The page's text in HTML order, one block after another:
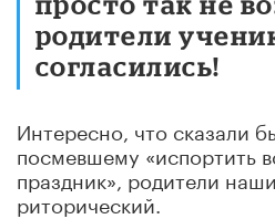
родители
согласились!
Интересно, что сказали
посмевшему «испортить
праздник», родители
риторический.